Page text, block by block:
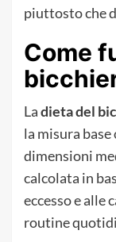
piuttosto che
Come
Ladieta del
la misura
dimensioni
calcolata in
eccesso e alle
routine